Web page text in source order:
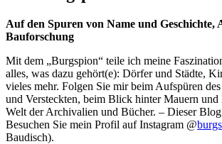
Auf den Spuren von Name und Geschichte,
Bauforschung
Mit dem „Burgspion“ teile ich meine
alles, was dazu gehört(e): Dörfer und Städte,
vieles mehr. Folgen Sie mir beim Aufspüren
und Versteckten, beim Blick hinter Mauern
Welt der Archivalien und Bücher. – Dieser
Besuchen Sie mein Profil auf Instagram @
Baudisch).